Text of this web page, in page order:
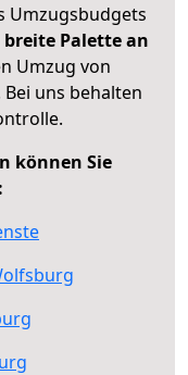
Umzugsbudgets
breite Palette an
Umzug von
uns behalten
können Sie